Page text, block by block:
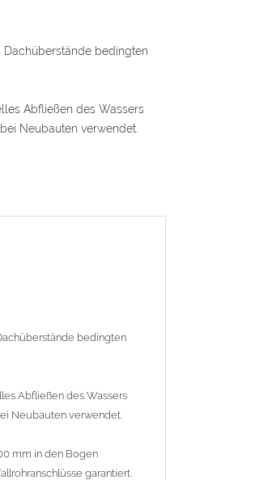
bedingten
Abfließen des Wassers
Neubauten verwendet.
garantiert.
bedingten
Abfließen des Wassers
Neubauten verwendet.
mm in den Bogen
garantiert.